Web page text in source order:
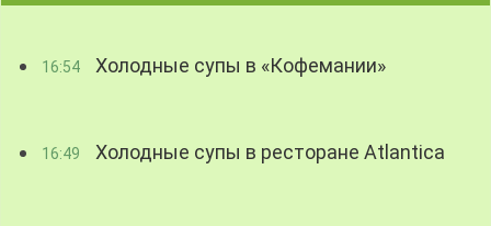
16:54 Холодные супы в «Кофемании»
16:49 Холодные супы в ресторане Atlantica